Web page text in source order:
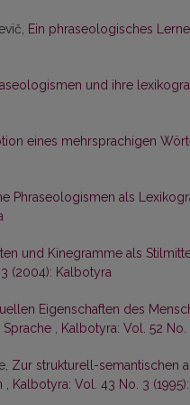
Ein phraseologisches
und ihre
eines mehrsprachigen
Phraseologismen als
und Kinegramme als
(2004): Kalbotyra
Eigenschaften des
, Kalbotyra: Vol. 52
Zur strukturell-semantischen
, Kalbotyra: Vol. 43 No. 3